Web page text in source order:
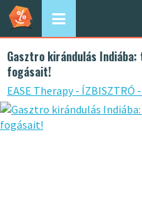
Gasztro kirándulás Indiába:
fogásait!
EASE Therapy - ÍZBISZTRÓ